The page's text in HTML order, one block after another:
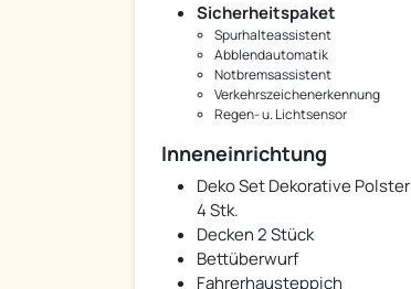
Sicherheitspaket
Spurhalteassistent
Abblendautomatik
Notbremsassistent
Verkehrszeichenerkennung
Regen- u. Lichtsensor
Inneneinrichtung
Deko Set Dekorative Polster
4 Stk.
Decken 2 Stück
Bettüberwurf
Fahrerhausteppich